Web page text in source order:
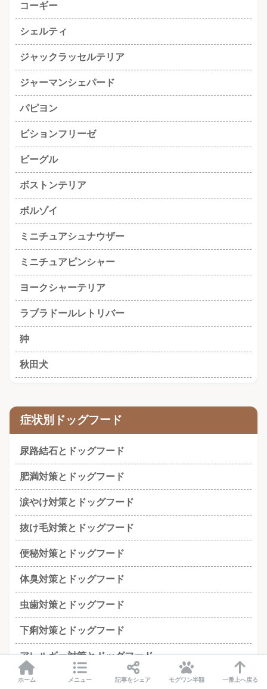
コーギー
シェルティ
ジャックラッセルテリア
ジャーマンシェパード
パピヨン
ビションフリーゼ
ビーグル
ボストンテリア
ボルゾイ
ミニチュアシュナウザー
ミニチュアピンシャー
ヨークシャーテリア
ラブラドールレトリバー
狆
秋田犬
症状別ドッグフード
尿路結石とドッグフード
肥満対策とドッグフード
涙やけ対策とドッグフード
抜け毛対策とドッグフード
便秘対策とドッグフード
体臭対策とドッグフード
虫歯対策とドッグフード
下痢対策とドッグフード
アレルギー対策とドッグフード
ホーム メニュー 記事をシェア モグワン半額 一番上へ戻る